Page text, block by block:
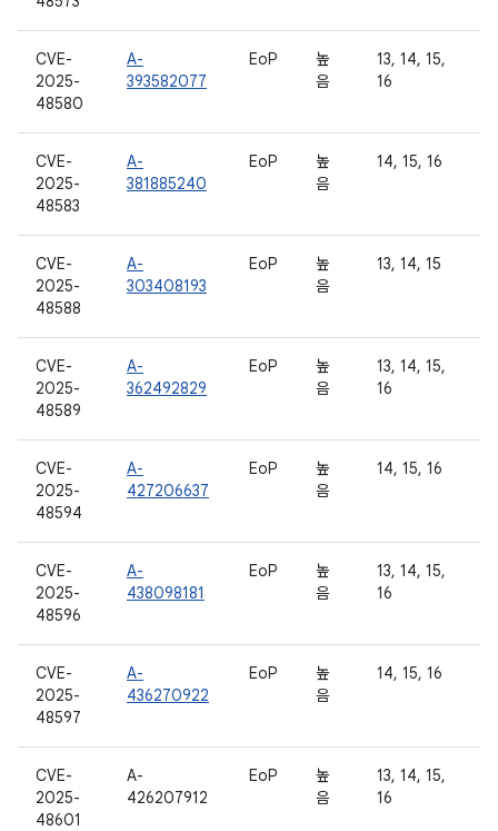
CVE-
2025-
48580
A-
393582077
EoP
높
음
13, 14, 15,
16
CVE-
2025-
48583
A-
381885240
EoP
높
음
14, 15, 16
CVE-
2025-
48588
A-
303408193
EoP
높
음
13, 14, 15
CVE-
2025-
48589
A-
362492829
EoP
높
음
13, 14, 15,
16
CVE-
2025-
48594
A-
427206637
EoP
높
음
14, 15, 16
CVE-
2025-
48596
A-
438098181
EoP
높
음
13, 14, 15,
16
CVE-
2025-
48597
A-
436270922
EoP
높
음
14, 15, 16
CVE-
2025-
48601
A-
426207912
EoP
높
음
13, 14, 15,
16